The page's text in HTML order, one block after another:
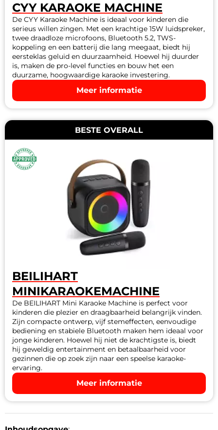
CYY KARAOKE MACHINE
De CYY Karaoke Machine is ideaal voor kinderen die
serieus willen zingen. Met een krachtige 15W luidspreker,
twee draadloze microfoons, Bluetooth 5.2, TWS-
koppeling en een batterij die lang meegaat, biedt hij
eersteklas geluid en duurzaamheid. Hoewel hij duurder
is, maken de pro-level functies en bouw het een
duurzame, hoogwaardige karaoke investering.
Meer informatie
BESTE OVERALL
BEILIHART
MINIKARAOKEMACHINE
De BEILIHART Mini Karaoke Machine is perfect voor
kinderen die plezier en draagbaarheid belangrijk vinden.
Zijn compacte ontwerp, vijf stemeffecten, eenvoudige
bediening en stabiele Bluetooth maken hem ideaal voor
jonge kinderen. Hoewel hij niet de krachtigste is, biedt
hij geweldig entertainment en betaalbaarheid voor
gezinnen die op zoek zijn naar een speelse karaoke-
ervaring.
Meer informatie